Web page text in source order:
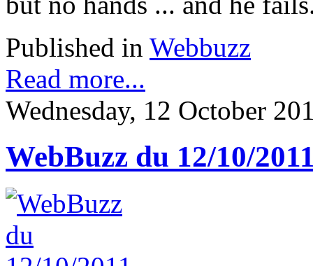
Published in Webbuzz
Read more...
Wednesday, 12 October
WebBuzz du 12/10/